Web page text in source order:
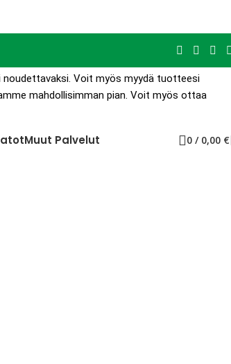
noudettavaksi. Voit myös myydä tuotteesi
mahdollisimman pian. Voit myös ottaa
Muut Palvelut 0 / 0,00 €